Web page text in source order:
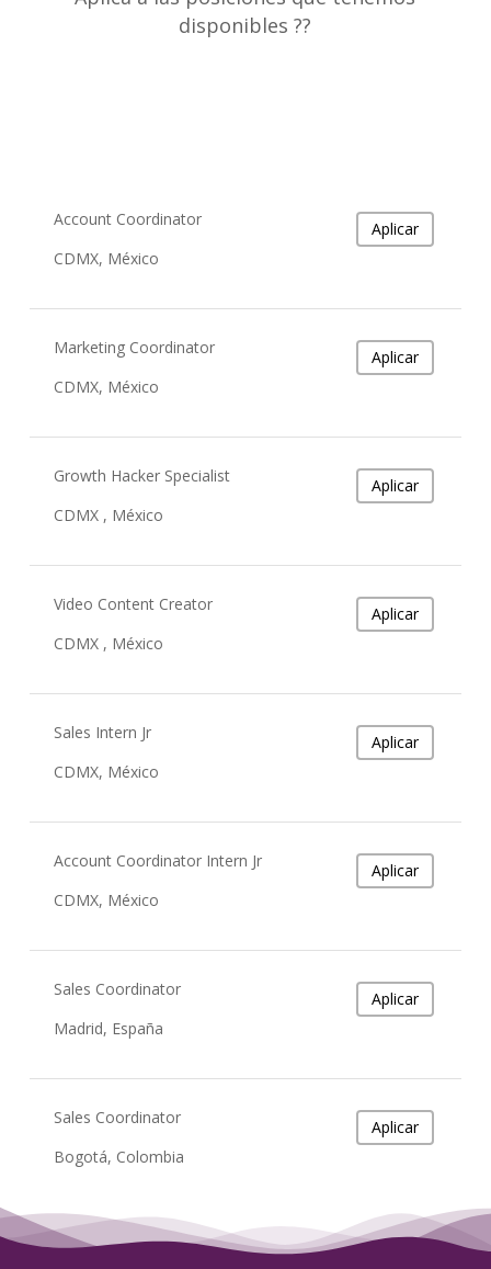
disponibles ??
Account Coordinator
CDMX, México
Aplicar
Marketing Coordinator
CDMX, México
Aplicar
Growth Hacker Specialist
CDMX , México
Aplicar
Video Content Creator
CDMX , México
Aplicar
Sales Intern Jr
CDMX, México
Aplicar
Account Coordinator Intern Jr
CDMX, México
Aplicar
Sales Coordinator
Madrid, España
Aplicar
Sales Coordinator
Bogotá, Colombia
Aplicar